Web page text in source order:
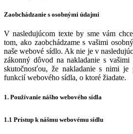
Zaobchádzanie s osobnými údajmi
V nasledujúcom texte by sme vám
tom, ako zaobchádzame s vašimi
naše webové sídlo. Ak nie je v
zákonný dôvod na nakladanie s
skutočnosťou, že nakladanie s nimi je
funkcií webového sídla, o ktoré žiadate.
1. Používanie nášho webového sídla
1.1 Prístup k nášmu webovému sídlu